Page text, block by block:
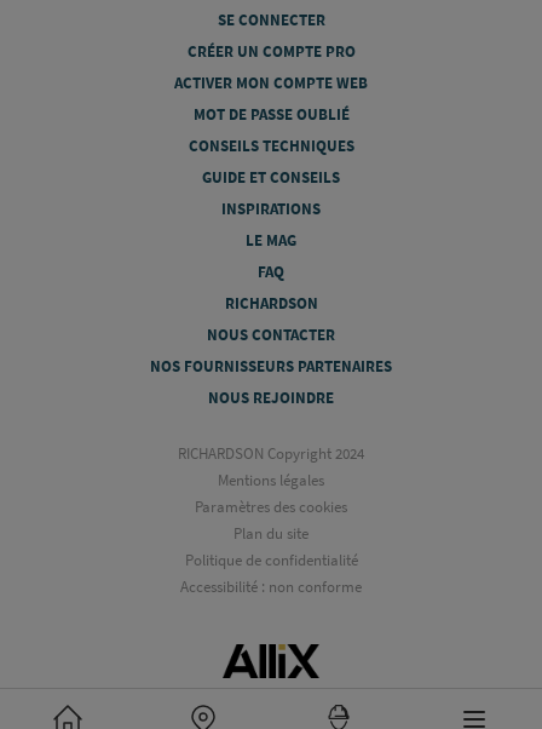
SE CONNECTER
CRÉER UN COMPTE PRO
ACTIVER MON COMPTE WEB
MOT DE PASSE OUBLIÉ
CONSEILS TECHNIQUES
GUIDE ET CONSEILS
INSPIRATIONS
LE MAG
FAQ
RICHARDSON
NOUS CONTACTER
NOS FOURNISSEURS PARTENAIRES
NOUS REJOINDRE
RICHARDSON Copyright 2024
Mentions légales
Paramètres des cookies
Plan du site
Politique de confidentialité
Accessibilité : non conforme